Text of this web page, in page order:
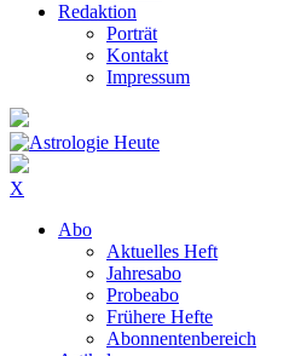
Redaktion
Porträt
Kontakt
Impressum
X
Abo
Aktuelles Heft
Jahresabo
Probeabo
Frühere Hefte
Abonnentenbereich